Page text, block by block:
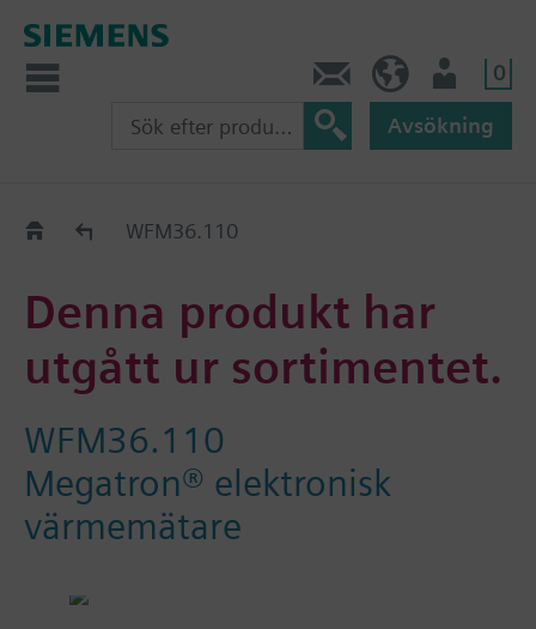
0
Avsökning
Old2NewWFM36.110
Denna produkt har
utgått ur sortimentet.
WFM36.110
Megatron® elektronisk
värmemätare